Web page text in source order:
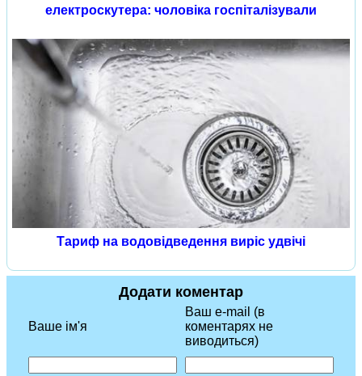
електроскутера: чоловіка госпіталізували
Тариф на водовідведення виріс удвічі
Додати коментар
Ваше ім'я
Ваш e-mail (в
коментарях не
виводиться)